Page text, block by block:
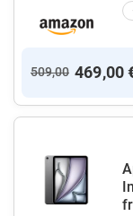
509,00 469,00